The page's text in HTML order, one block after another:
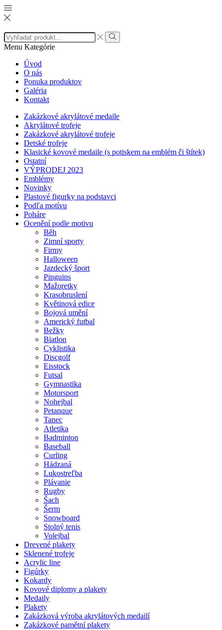
Menu Kategórie
Úvod
O nás
Ponuka produktov
Galéria
Kontakt
Zakázkové akrylátové medaile
Akrylátové trofeje
Zakázkové akrylátové trofeje
Detské trofeje
Klasické kovové medaile (s potiskem na emblém či štítek)
Ostatní
VÝPRODEJ 2023
Emblémy
Novinky
Plastové figurky na podstavci
Podľa motívu
Poháre
Ocenění podle motivu
Běh
Zimní sporty
Firmy
Halloween
Jazdecký šport
Pinguins
Mažoretky
Krasobruslení
Květinová edice
Bojová umění
Americký futbal
Bežky
Biatlon
Cyklistika
Discgolf
Eisstock
Futsal
Gymnastika
Motorsport
Nohejbal
Petanque
Tanec
Atletika
Badminton
Baseball
Curling
Hádzaná
Lukostreľba
Plávanie
Rugby
Šach
Šerm
Snowboard
Stolný tenis
Volejbal
Drevené plakety
Sklenené trofeje
Acrylic line
Figúrky
Kokardy
Kovové diplomy a plakety
Medaily
Plakety
Zakázková výroba akrylátových medailí
Zakázkové pamětní plakety